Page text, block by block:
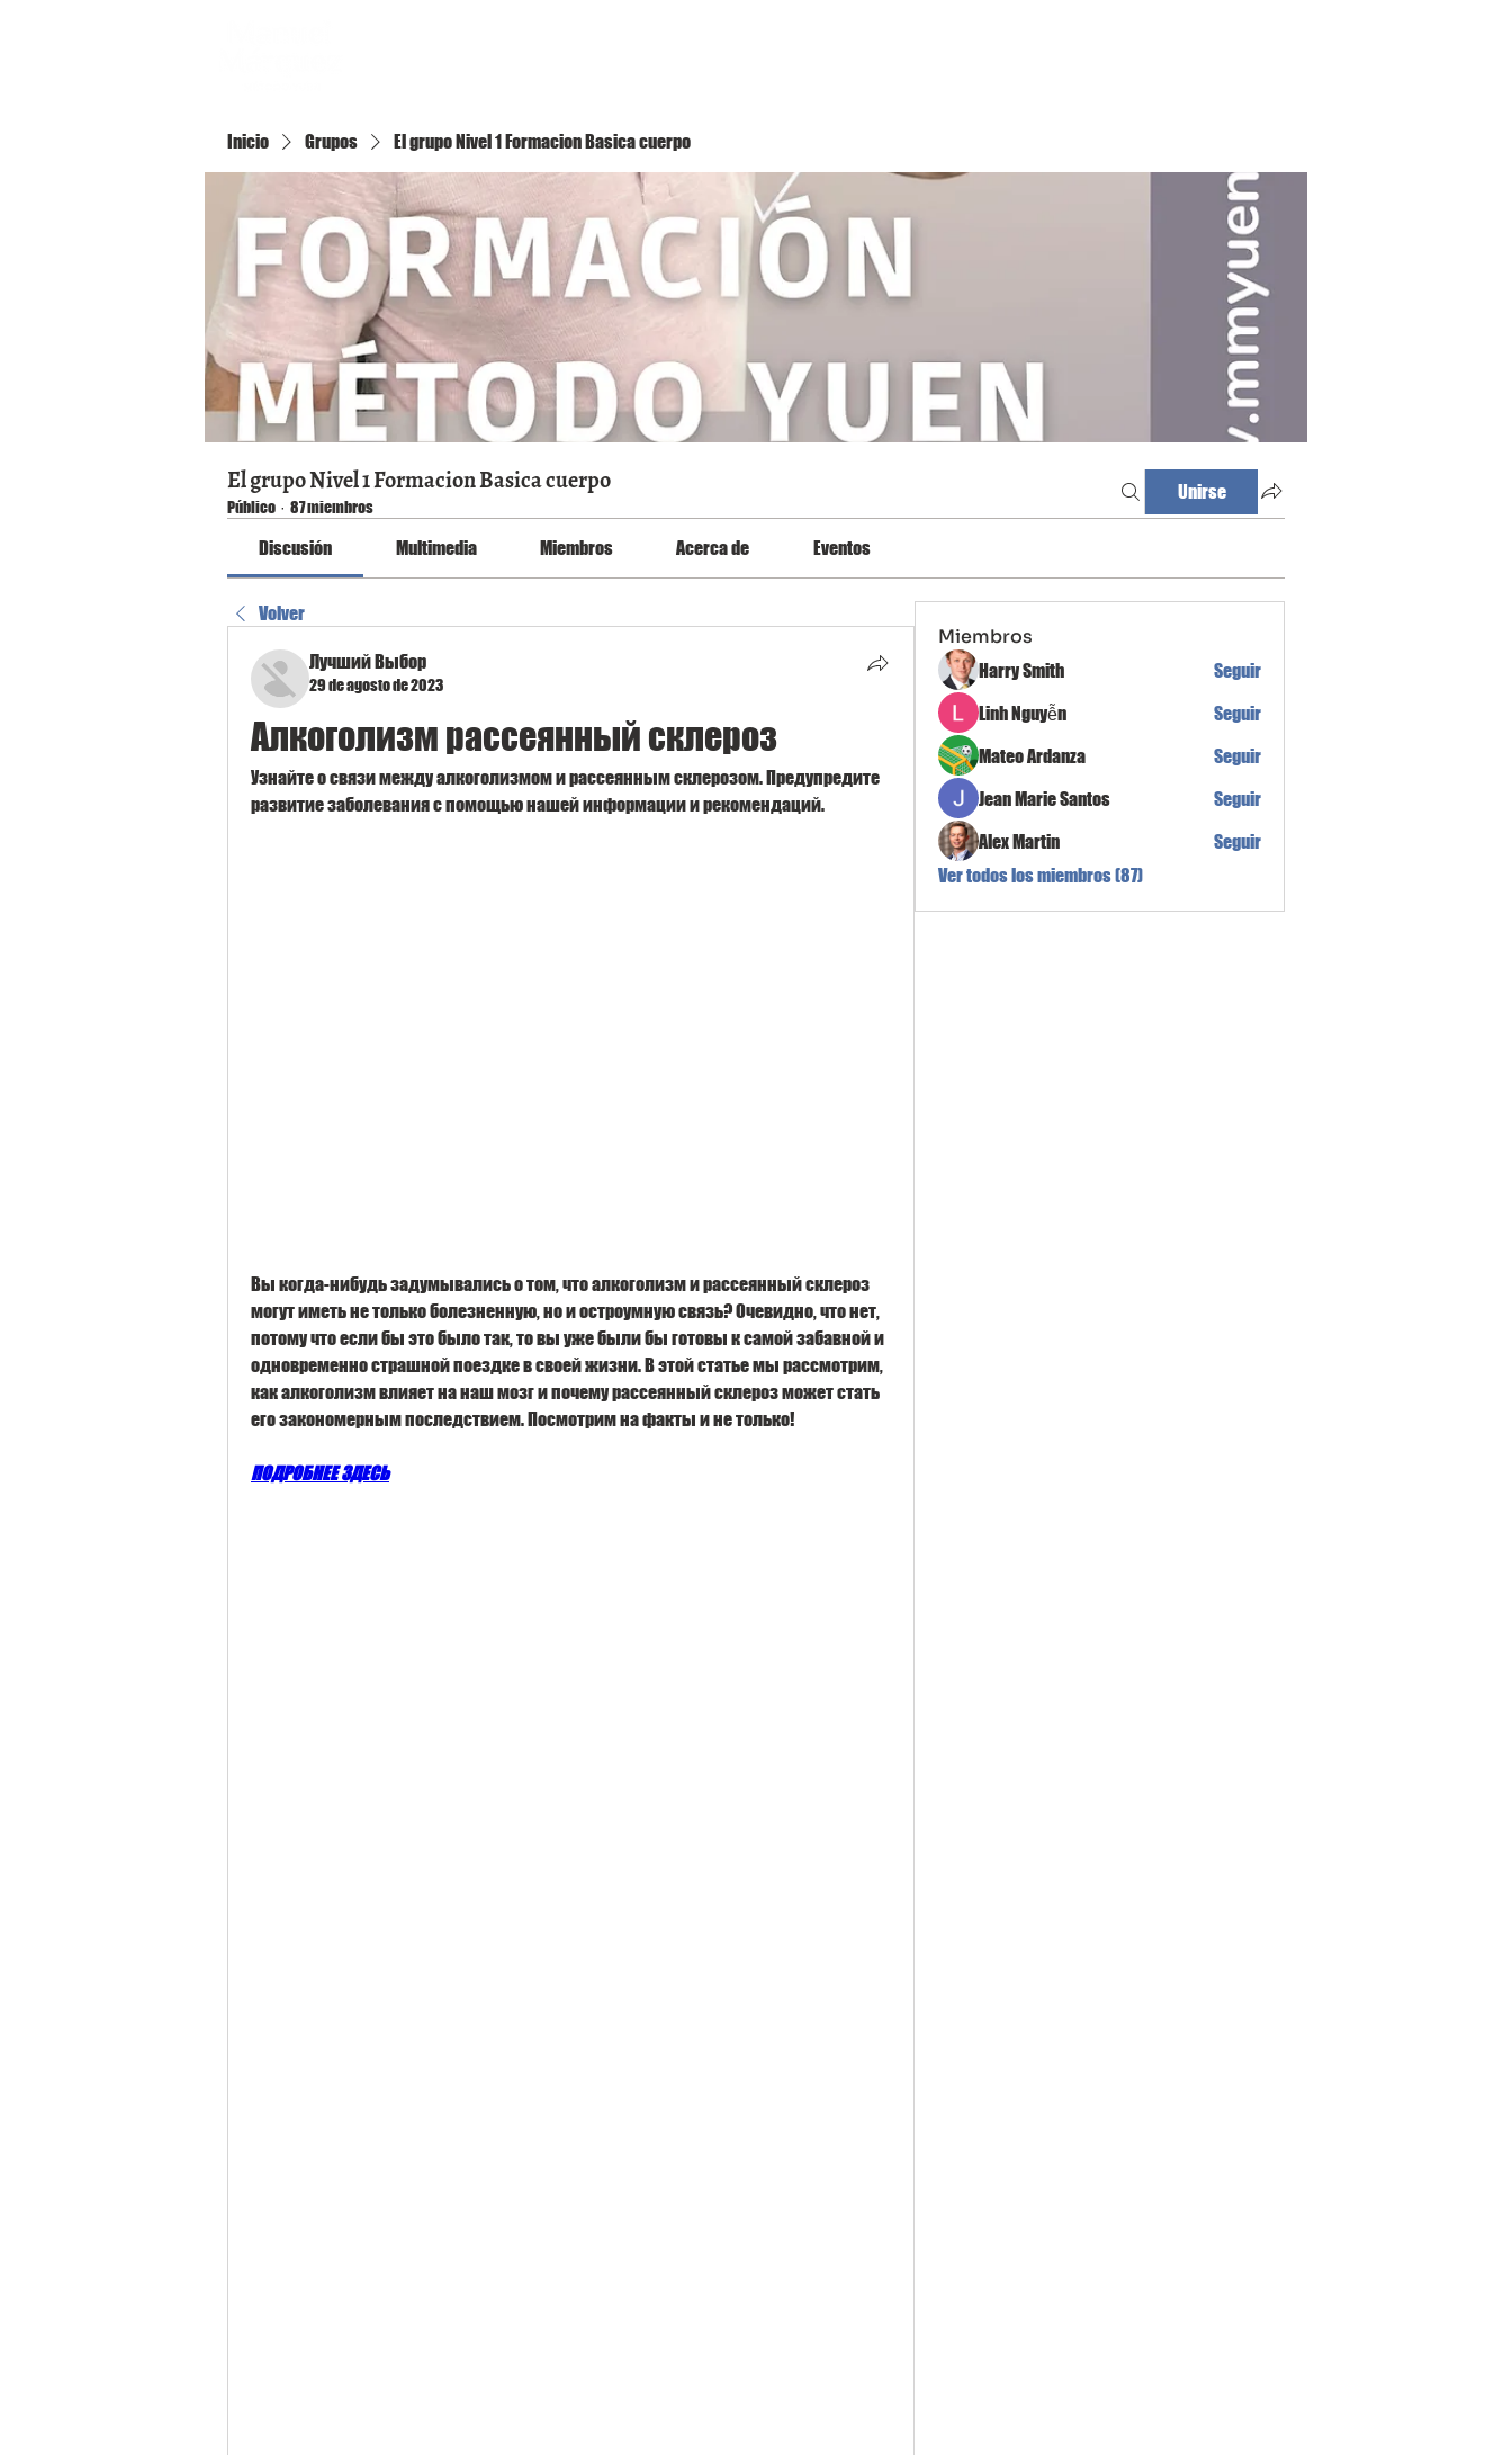
Inicio Grupos El grupo Nivel 1 Formacion Basica cuerpo
El grupo Nivel 1 Formacion Basica cuerpo
Público · 87 miembros
Unirse
Discusión Multimedia Miembros Acerca de Eventos
Volver
Лучший Выбор
29 de agosto de 2023
Алкоголизм рассеянный склероз
Узнайте о связи между алкоголизмом и рассеянным склерозом. Предупредите
развитие заболевания с помощью нашей информации и рекомендаций.
Вы когда-нибудь задумывались о том, что алкоголизм и рассеянный склероз
могут иметь не только болезненную, но и остроумную связь? Очевидно, что нет,
потому что если бы это было так, то вы уже были бы готовы к самой забавной и
одновременно страшной поездке в своей жизни. В этой статье мы рассмотрим,
как алкоголизм влияет на наш мозг и почему рассеянный склероз может стать
его закономерным последствием. Посмотрим на факты и не только!
ПОДРОБНЕЕ ЗДЕСЬ
Miembros
Harry Smith
Seguir
Linh Nguyễn
Seguir
Mateo Ardanza
Seguir
Jean Marie Santos
Seguir
Alex Martin
Seguir
Ver todos los miembros (87)